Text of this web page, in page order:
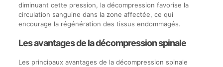
diminuant cette pression, la décompression favorise la
circulation sanguine dans la zone affectée, ce qui
encourage la régénération des tissus endommagés.
Les avantages de la décompression spinale
Les principaux avantages de la décompression spinale